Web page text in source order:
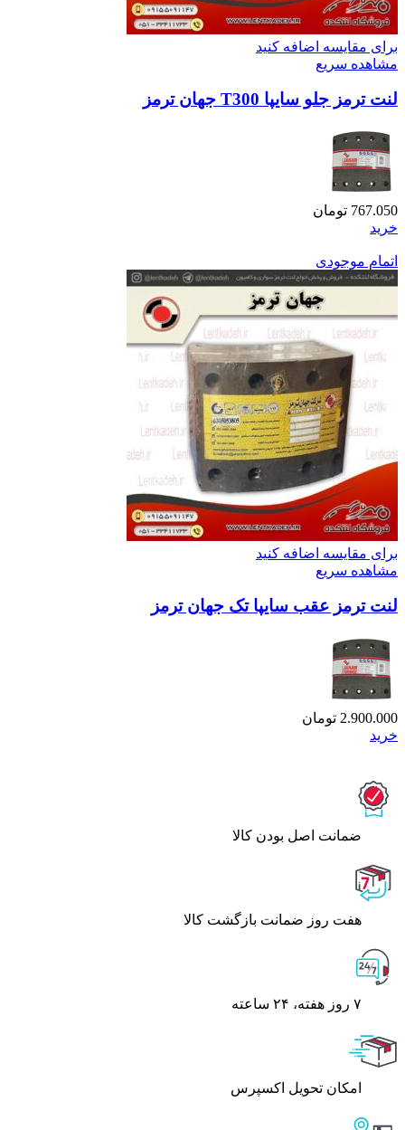
برای مقایسه اضافه کنید
مشاهده سریع
لنت ترمز جلو سایپا T300 جهان ترمز
767.050 تومان
خرید
اتمام موجودی
برای مقایسه اضافه کنید
مشاهده سریع
لنت ترمز عقب سایپا تک جهان ترمز
2.900.000 تومان
خرید
ﺿﻤﺎﻧﺖ اﺻﻞ ﺑﻮدن ﮐﺎﻟﺎ
هفت روز ضمانت بازگشت کالا
۷ روز ﻫﻔﺘﻪ، ۲۴ ﺳﺎﻋﺘﻪ
اﻣﮑﺎن ﺗﺤﻮﯾﻞ اﮐﺴﭙﺮس